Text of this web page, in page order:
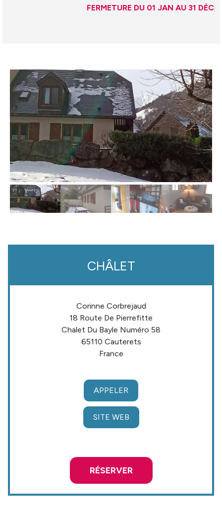
FERMETURE DU 01 JAN AU 31 DÉC
CHÂLET
Corinne Corbrejaud
18 Route De Pierrefitte
Chalet Du Bayle Numéro 58
65110 Cauterets
France
APPELER
SITE WEB
RÉSERVER